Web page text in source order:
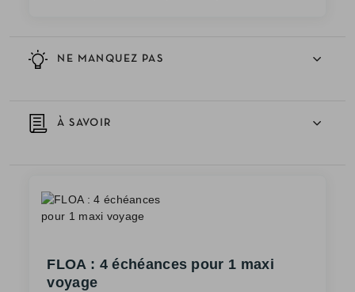
NE MANQUEZ PAS
À SAVOIR
FLOA : 4 échéances pour 1 maxi
voyage